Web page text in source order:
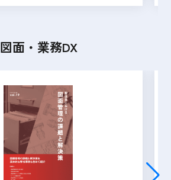
図面・業務DX